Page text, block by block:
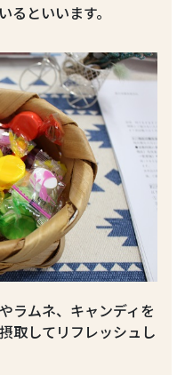
といいます。
ラムネ、キャンディを
取してリフレッシュし